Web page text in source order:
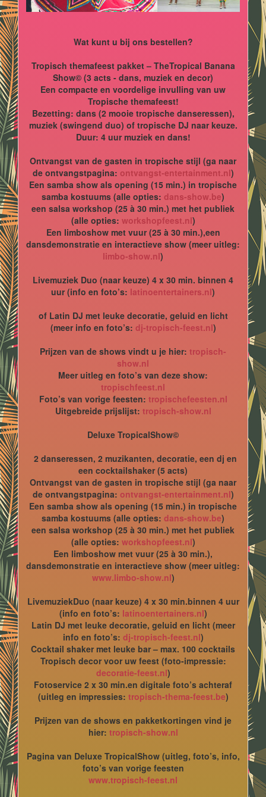
Wat kunt u bij ons bestellen?
Tropisch themafeest pakket – TheTropical Banana
Show© (3 acts - dans, muziek en decor)
Een compacte en voordelige invulling van uw
Tropische themafeest!
Bezetting: dans (2 mooie tropische danseressen),
muziek (swingend duo) of tropische DJ naar keuze.
Duur: 4 uur muziek en dans!
Ontvangst van de gasten in tropische stijl (ga naar
de ontvangstpagina: ontvangst-entertainment.nl)
Een samba show als opening (15 min.) in tropische
samba kostuums (alle opties: dans-show.be)
een salsa workshop (25 à 30 min.) met het publiek
(alle opties: workshopfeest.nl)
Een limboshow met vuur (25 à 30 min.),een
dansdemonstratie en interactieve show (meer uitleg:
limbo-show.nl)
Livemuziek Duo (naar keuze) 4 x 30 min. binnen 4
uur (info en foto’s: latinoentertainers.nl)
of Latin DJ met leuke decoratie, geluid en licht
(meer info en foto’s: dj-tropisch-feest.nl)
Prijzen van de shows vindt u je hier: tropisch-
show.nl
Meer uitleg en foto’s van deze show:
tropischfeest.nl
Foto’s van vorige feesten: tropischefeesten.nl
Uitgebreide prijslijst: tropisch-show.nl
Deluxe TropicalShow©
2 danseressen, 2 muzikanten, decoratie, een dj en
een cocktailshaker (5 acts)
Ontvangst van de gasten in tropische stijl (ga naar
de ontvangstpagina: ontvangst-entertainment.nl)
Een samba show als opening (15 min.) in tropische
samba kostuums (alle opties: dans-show.be)
een salsa workshop (25 à 30 min.) met het publiek
(alle opties: workshopfeest.nl)
Een limboshow met vuur (25 à 30 min.),
dansdemonstratie en interactieve show (meer uitleg:
www.limbo-show.nl)
LivemuziekDuo (naar keuze) 4 x 30 min.binnen 4 uur
(info en foto’s: latinoentertainers.nl)
Latin DJ met leuke decoratie, geluid en licht (meer
info en foto’s: dj-tropisch-feest.nl)
Cocktail shaker met leuke bar – max. 100 cocktails
Tropisch decor voor uw feest (foto-impressie:
decoratie-feest.nl)
Fotoservice 2 x 30 min.en digitale foto’s achteraf
(uitleg en impressies: tropisch-thema-feest.be)
Prijzen van de shows en pakketkortingen vind je
hier: tropisch-show.nl
Pagina van Deluxe TropicalShow (uitleg, foto’s, info,
foto’s van vorige feesten
www.tropisch-feest.nl